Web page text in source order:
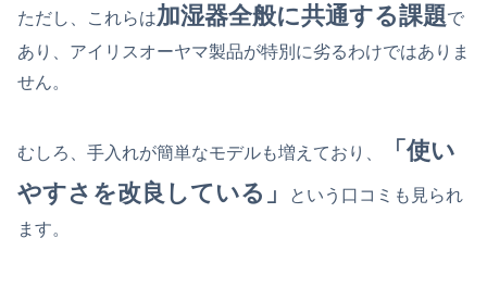
ただし、これらは加湿器全般に共通する課題で
あり、アイリスオーヤマ製品が特別に劣るわけではありま
せん。
むしろ、手入れが簡単なモデルも増えており、
「使い
やすさを改良している」
という口コミも見られ
ます。